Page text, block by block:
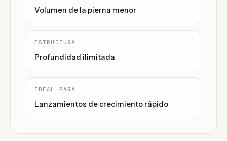
Volumen de la pierna menor
ESTRUCTURA
Profundidad ilimitada
IDEAL PARA
Lanzamientos de crecimiento rápido